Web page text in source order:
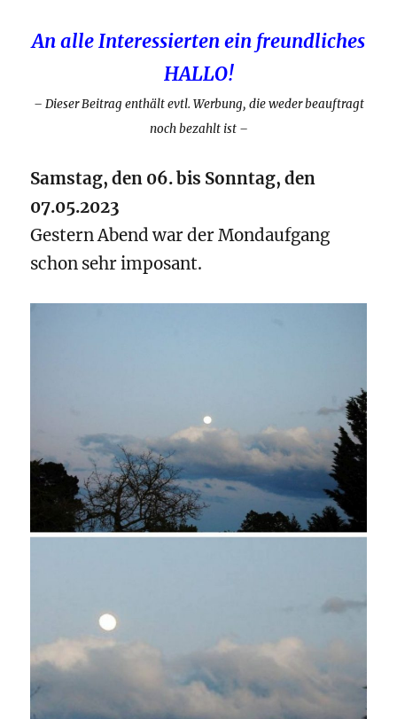
An alle Interessierten ein freundliches
HALLO!
– Dieser Beitrag enthält evtl. Werbung, die weder beauftragt
noch bezahlt ist –
Samstag, den 06. bis Sonntag, den
07.05.2023
Gestern Abend war der Mondaufgang
schon sehr imposant.